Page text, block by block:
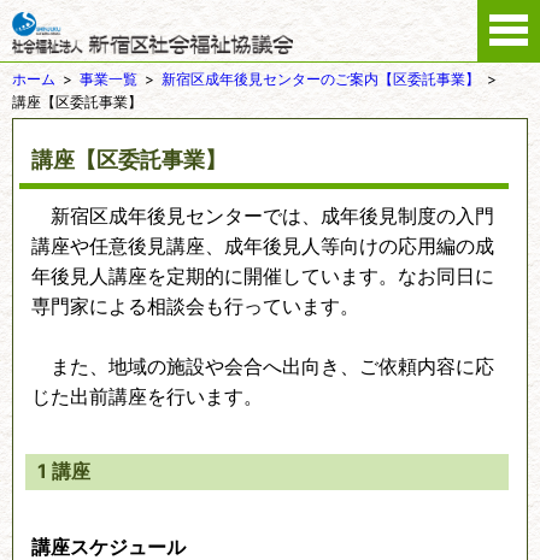
ホーム 事業一覧
新宿区成年後見センターのご案内【区委託事業】
講座【区委託事業】
講座【区委託事業】
新宿区成年後見センターでは、成年後見制度の入門
講座や任意後見講座、成年後見人等向けの応用編の成
年後見人講座を定期的に開催しています。なお同日に
専門家による相談会も行っています。
また、地域の施設や会合へ出向き、ご依頼内容に応
じた出前講座を行います。
1 講座
講座スケジュール